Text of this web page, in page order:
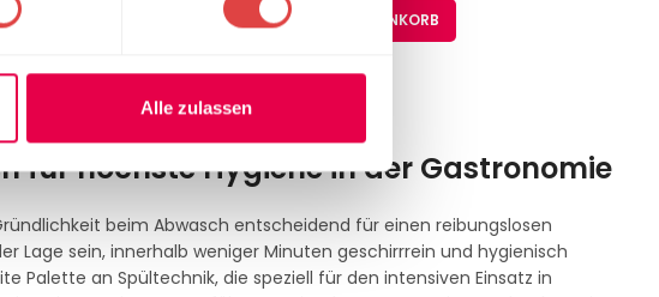
Alle zulassen
IN DEN WARENKORB
für höchste Hygiene in der Gastronomie
beim Abwasch entscheidend für einen reibungslosen
Lage sein, innerhalb weniger Minuten geschirrrein und hygienisch
Palette an Spültechnik, die speziell für den intensiven Einsatz in